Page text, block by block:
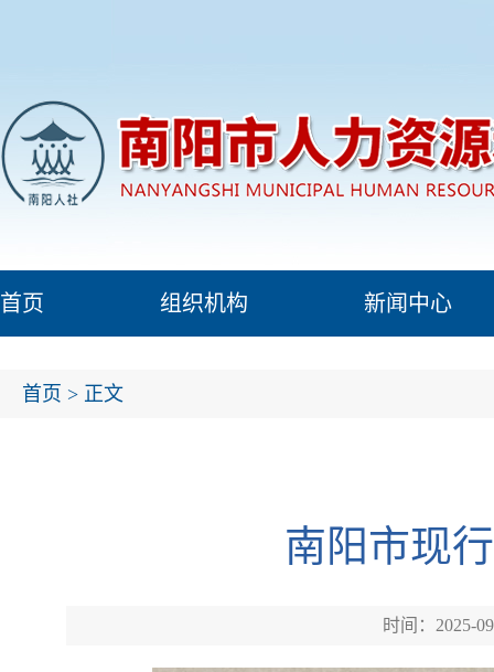
首页 组织机构 新闻中心
首页 > 正文
南阳市现
时间：2025-